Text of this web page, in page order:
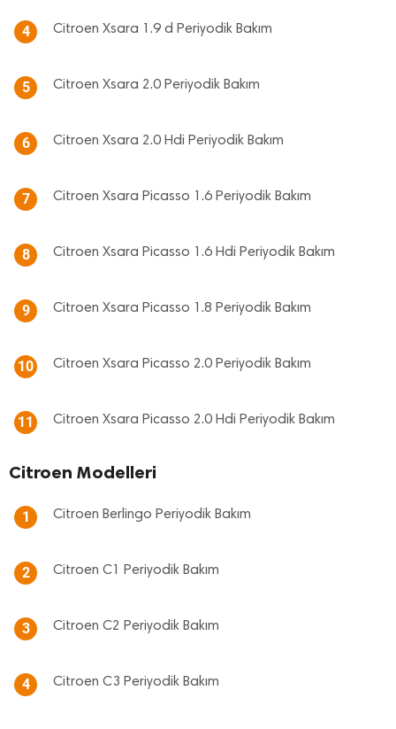
4 Citroen Xsara 1.9 d Periyodik Bakım
5 Citroen Xsara 2.0 Periyodik Bakım
6 Citroen Xsara 2.0 Hdi Periyodik Bakım
7 Citroen Xsara Picasso 1.6 Periyodik Bakım
8 Citroen Xsara Picasso 1.6 Hdi Periyodik Bakım
9 Citroen Xsara Picasso 1.8 Periyodik Bakım
10 Citroen Xsara Picasso 2.0 Periyodik Bakım
11 Citroen Xsara Picasso 2.0 Hdi Periyodik Bakım
Citroen Modelleri
1 Citroen Berlingo Periyodik Bakım
2 Citroen C1 Periyodik Bakım
3 Citroen C2 Periyodik Bakım
4 Citroen C3 Periyodik Bakım